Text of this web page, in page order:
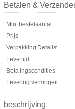
Betalen &
Min. bestelaantal:
Prijs:
Verpakking Details:
Levertijd:
Betalingscondities:
Levering vermogen:
beschrijving